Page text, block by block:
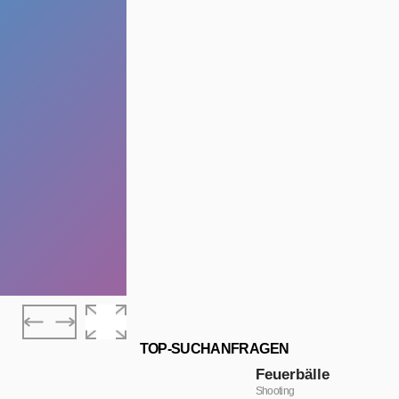
TOP-SUCHANFRAGEN
Feuerbälle
Shooting